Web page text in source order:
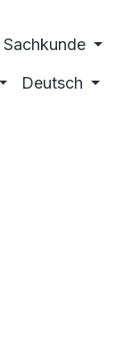
Sachkunde
Deutsch